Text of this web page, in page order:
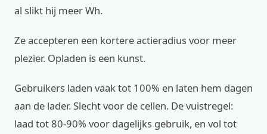
al slikt hij meer Wh.
Ze accepteren een kortere actieradius voor meer
plezier. Opladen is een kunst.
Gebruikers laden vaak tot 100% en laten hem dagen
aan de lader. Slecht voor de cellen. De vuistregel:
laad tot 80-90% voor dagelijks gebruik, en vol tot